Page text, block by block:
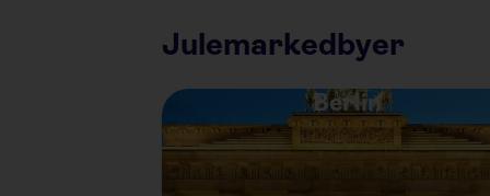
Julemarkedbyer
Berlin